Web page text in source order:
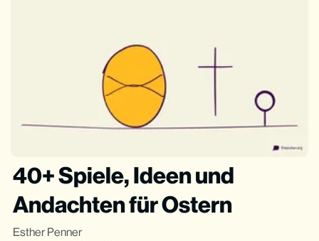
40+ Spiele, Ideen und
Andachten für Ostern
Esther Penner